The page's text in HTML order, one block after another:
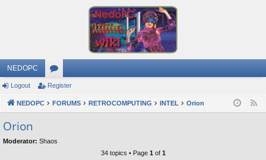
NEDOPC
or
u
s
Logout Register
NEDOPC FORUMS RETROCOMPUTING INTEL Orion
Orion
Moderator: Shaos
34 topics • Page 1 of 1